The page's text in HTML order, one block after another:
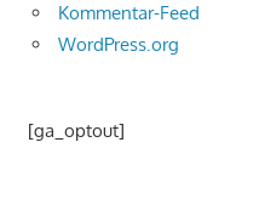
Kommentar-Feed
WordPress.org
[ga_optout]